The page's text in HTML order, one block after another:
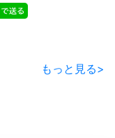
もっと見る>